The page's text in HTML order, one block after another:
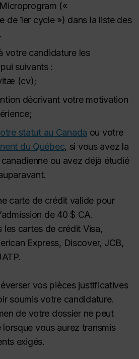
(«
de 1er cycle ») dans la liste des
votre candidature les
suivants :
(cv);
décrivant votre motivation
statut au Canada ou votre
du Québec, si vous avez la
ou avez déjà étudié
carte de crédit valide pour
de 40 $ CA.
les cartes de crédit Visa,
Express, Discover, JCB,
vos pièces justificatives
soumis votre candidature.
de votre dossier ne peut
vous aurez transmis
exigés.